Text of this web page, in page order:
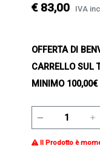
€ 83,00 IVA
OFFERTA DI
CARRELLO SUL
MINIMO 100,00€
Il Prodotto è